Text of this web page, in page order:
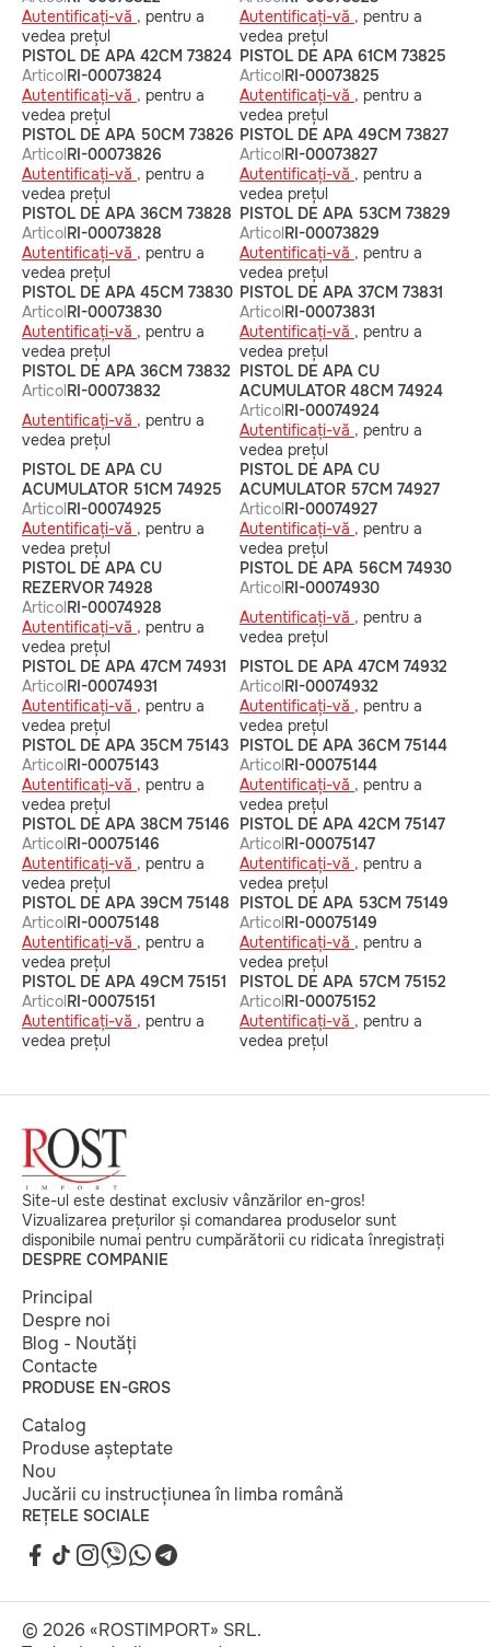
Autentificați-vă , pentru a
vedea prețul
Autentificați-vă , pentru a
vedea prețul
PISTOL DE APA 42CM 73824
ArticolRI-00073824
Autentificați-vă , pentru a
vedea prețul
PISTOL DE APA 61CM 73825
ArticolRI-00073825
Autentificați-vă , pentru a
vedea prețul
PISTOL DE APA 50CM 73826
ArticolRI-00073826
Autentificați-vă , pentru a
vedea prețul
PISTOL DE APA 49CM 73827
ArticolRI-00073827
Autentificați-vă , pentru a
vedea prețul
PISTOL DE APA 36CM 73828
ArticolRI-00073828
Autentificați-vă , pentru a
vedea prețul
PISTOL DE APA 53CM 73829
ArticolRI-00073829
Autentificați-vă , pentru a
vedea prețul
PISTOL DE APA 45CM 73830
ArticolRI-00073830
Autentificați-vă , pentru a
vedea prețul
PISTOL DE APA 37CM 73831
ArticolRI-00073831
Autentificați-vă , pentru a
vedea prețul
PISTOL DE APA 36CM 73832
ArticolRI-00073832
Autentificați-vă , pentru a
vedea prețul
PISTOL DE APA CU
ACUMULATOR 48CM 74924
ArticolRI-00074924
Autentificați-vă , pentru a
vedea prețul
PISTOL DE APA CU
ACUMULATOR 51CM 74925
ArticolRI-00074925
Autentificați-vă , pentru a
vedea prețul
PISTOL DE APA CU
ACUMULATOR 57CM 74927
ArticolRI-00074927
Autentificați-vă , pentru a
vedea prețul
PISTOL DE APA CU
REZERVOR 74928
ArticolRI-00074928
Autentificați-vă , pentru a
vedea prețul
PISTOL DE APA 56CM 74930
ArticolRI-00074930
Autentificați-vă , pentru a
vedea prețul
PISTOL DE APA 47CM 74931
ArticolRI-00074931
Autentificați-vă , pentru a
vedea prețul
PISTOL DE APA 47CM 74932
ArticolRI-00074932
Autentificați-vă , pentru a
vedea prețul
PISTOL DE APA 35CM 75143
ArticolRI-00075143
Autentificați-vă , pentru a
vedea prețul
PISTOL DE APA 36CM 75144
ArticolRI-00075144
Autentificați-vă , pentru a
vedea prețul
PISTOL DE APA 38CM 75146
ArticolRI-00075146
Autentificați-vă , pentru a
vedea prețul
PISTOL DE APA 42CM 75147
ArticolRI-00075147
Autentificați-vă , pentru a
vedea prețul
PISTOL DE APA 39CM 75148
ArticolRI-00075148
Autentificați-vă , pentru a
vedea prețul
PISTOL DE APA 53CM 75149
ArticolRI-00075149
Autentificați-vă , pentru a
vedea prețul
PISTOL DE APA 49CM 75151
ArticolRI-00075151
Autentificați-vă , pentru a
vedea prețul
PISTOL DE APA 57CM 75152
ArticolRI-00075152
Autentificați-vă , pentru a
vedea prețul
Site-ul este destinat exclusiv vânzărilor en-gros!
Vizualizarea prețurilor și comandarea produselor sunt
disponibile numai pentru cumpărătorii cu ridicata înregistrați
DESPRE COMPANIE
Principal
Despre noi
Blog - Noutăți
Contacte
PRODUSE EN-GROS
Catalog
Produse așteptate
Nou
Jucării cu instrucțiunea în limba română
REȚELE SOCIALE
© 2026 «ROSTIMPORT» SRL.